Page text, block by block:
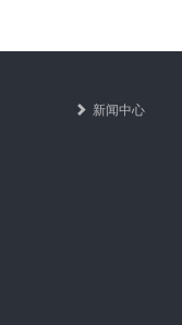
新闻中心